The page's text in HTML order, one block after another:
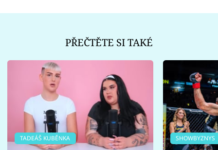
PŘEČTĚTE SI TAKÉ
TADEÁŠ KUBĚNKA SHOWBYZNYS